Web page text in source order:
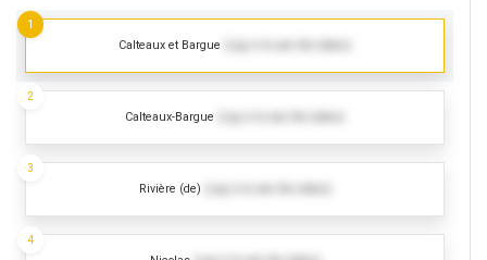
Calteaux et Bargue
1
Calteaux-Bargue
2
Rivière (de)
3
4